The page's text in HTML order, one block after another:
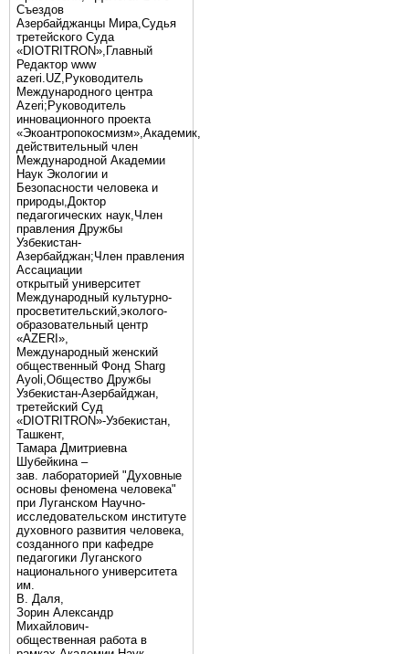
Съездов
Азербайджанцы Мира,Судья
третейского Суда
«DIOTRITRON»,Главный
Редактор www
azeri.UZ,Руководитель
Международного центра
Аzeri;Руководитель
инновационного проекта
«Экоантропокосмизм»,Академик,
действительный член
Международной Академии
Наук Экологии и
Безопасности человека и
природы,Доктор
педагогических наук,Член
правления Дружбы
Узбекистан-
Азербайджан;Член правления
Ассациации
открытый университет
Международный культурно-
просветительский,эколого-
образовательный центр
«AZERI»,
Mеждународный женский
общественный Фонд Sharg
Аyoli,Общество Дружбы
Узбекистан-Азербайджан,
третейский Суд
«DIOTRITRON»-Узбекистан,
Ташкент,
Тамара Дмитриевна
Шубейкина –
зав. лабораторией "Духовные
основы феномена человека"
при Луганском Научно-
исследовательском институте
духовного развития человека,
созданного при кафедре
педагогики Луганского
национального университета
им.
В. Даля,
Зорин Александр
Михайлович-
общественная работа в